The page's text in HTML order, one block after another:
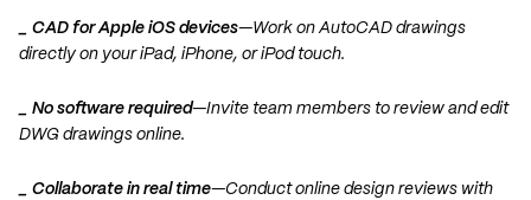
_ CAD for Apple iOS devices—Work on AutoCAD drawings
directly on your iPad, iPhone, or iPod touch.
_ No software required—Invite team members to review and edit
DWG drawings online.
_ Collaborate in real time—Conduct online design reviews with